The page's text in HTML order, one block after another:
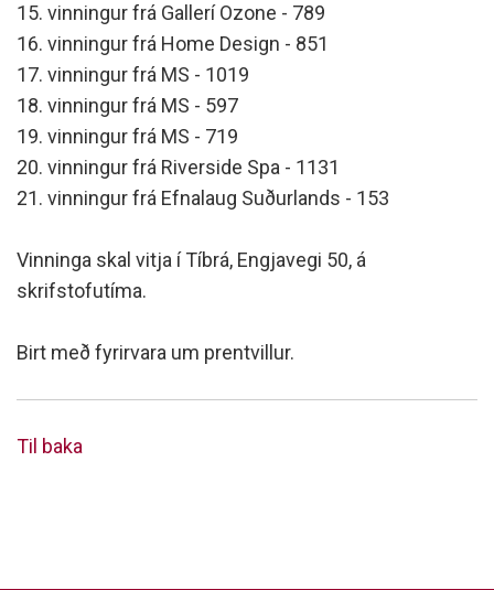
15. vinningur frá Gallerí Ozone - 789
16. vinningur frá Home Design - 851
17. vinningur frá MS - 1019
18. vinningur frá MS - 597
19. vinningur frá MS - 719
20. vinningur frá Riverside Spa - 1131
21. vinningur frá Efnalaug Suðurlands - 153
Vinninga skal vitja í Tíbrá, Engjavegi 50, á
skrifstofutíma.
Birt með fyrirvara um prentvillur.
Til baka